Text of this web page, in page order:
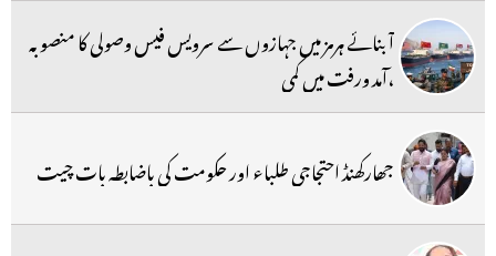
آبنائے ہرمز میں جہازوں سے سرویس فیس وصولی کا منصوبہ
،آمد ورفت میں کمی
جھارکھنڈ احتجاجی طلباء اور حکومت کی باضابطہ بات چیت